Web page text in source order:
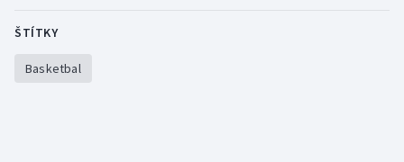
ŠTÍTKY
Basketbal